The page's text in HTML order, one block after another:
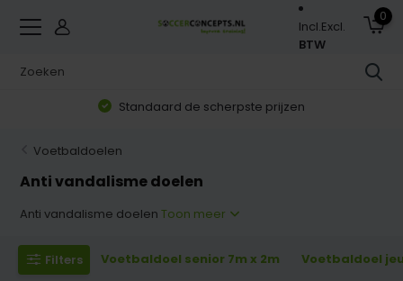
Incl.Excl.
BTW
0
Zorgvuldig geselecteerd assortiment
Voetbaldoelen
Anti vandalisme doelen
Anti vandalisme doelenToon meer
Filters Voetbaldoel senior 7m x 2m Voetbaldoel